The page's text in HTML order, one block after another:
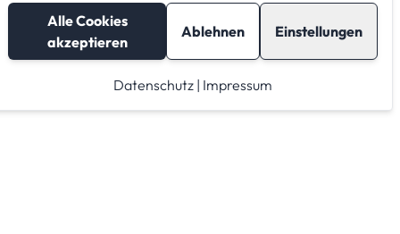
Alle Cookies
akzeptieren
Ablehnen Einstellungen
Datenschutz | Impressum